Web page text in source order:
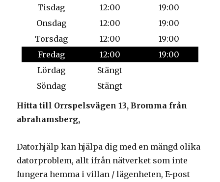
Tisdag
12:00
19:00
Onsdag
12:00
19:00
Torsdag
12:00
19:00
Fredag
12:00
19:00
Lördag
Stängt
Söndag
Stängt
Hitta till Orrspelsvägen 13, Bromma från
abrahamsberg,
Datorhjälp kan hjälpa dig med en mängd olika
datorproblem, allt ifrån nätverket som inte
fungera hemma i villan / lägenheten, E-post